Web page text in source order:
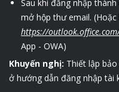
Sau khi đăng nhập
mở hộp thư email.
https://
App - OWA)
Khuyến nghị: Thiết lập
ở hướng dẫn đăng nhập tài